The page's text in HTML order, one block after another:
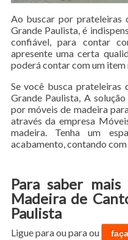
Ao buscar por prateleiras
Grande Paulista, é
confiável, para contar
apresente uma certa
poderá contar com um item
Se você busca prateleiras
Grande Paulista, A
por móveis de madeira
através da empresa
madeira. Tenha um
acabamento, contando com
Para saber
Madeira de
Paulista
Ligue paraou paraou